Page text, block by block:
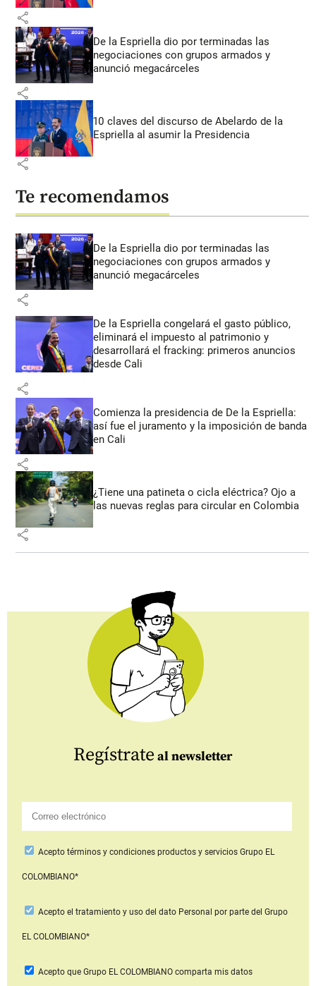
share
De la Espriella dio por terminadas las
negociaciones con grupos armados y
anunció megacárceles
share
10 claves del discurso de Abelardo de la
Espriella al asumir la Presidencia
share
Te recomendamos
De la Espriella dio por terminadas las
negociaciones con grupos armados y
anunció megacárceles
share
De la Espriella congelará el gasto público,
eliminará el impuesto al patrimonio y
desarrollará el fracking: primeros anuncios
desde Cali
share
Comienza la presidencia de De la Espriella:
así fue el juramento y la imposición de banda
en Cali
share
¿Tiene una patineta o cicla eléctrica? Ojo a
las nuevas reglas para circular en Colombia
share
Regístrate al newsletter
Aceptotérminos y condiciones productos y serviciosGrupo EL
COLOMBIANO*
Acepto el tratamiento y uso del dato Personal por parte del Grupo
EL COLOMBIANO*
Acepto que Grupo EL COLOMBIANOcomparta mis datos